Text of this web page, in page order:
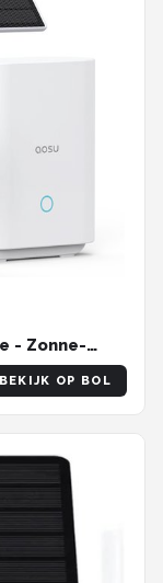
- Zonne-
BEKIJK OP BOL